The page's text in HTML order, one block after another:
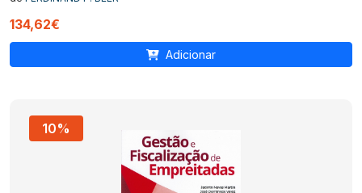
134,62€
Adicionar
10%